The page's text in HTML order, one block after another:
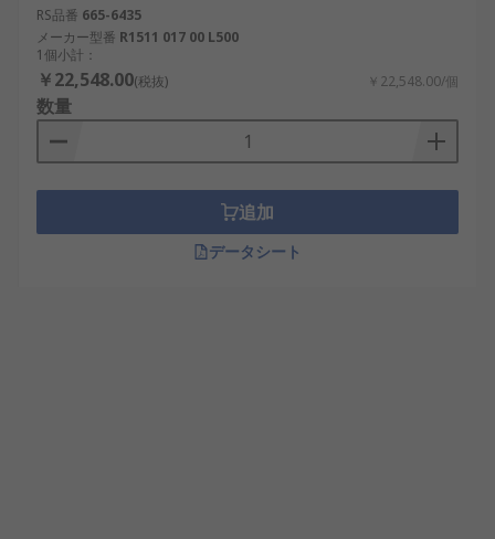
RS品番 665-6435
メーカー型番 R1511 017 00 L500
1個小計：
￥22,548.00(税抜) ￥22,548.00/個
数量
追加
データシート